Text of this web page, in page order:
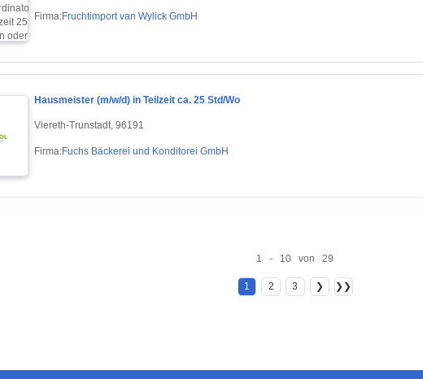
Firma:Fruchtimport van Wylick GmbH
Hausmeister (m/w/d) in Teilzeit ca. 25 Std/Wo
Viereth-Trunstadt, 96191
Firma:Fuchs Bäckerei und Konditorei GmbH
1 - 10 von 29
1 2 3 ❯ ❯❯